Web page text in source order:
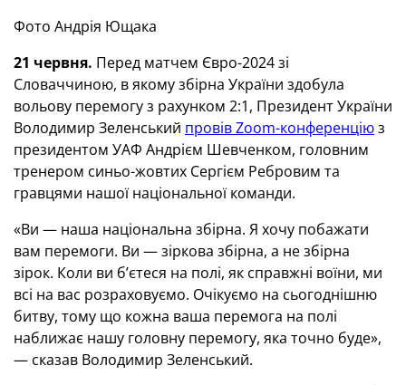
Фото Андрія Ющака
21 червня. Перед матчем Євро-2024 зі
Словаччиною, в якому збірна України здобула
вольову перемогу з рахунком 2:1, Президент України
Володимир Зеленський провів Zoom-конференціюз
президентом УАФ Андрієм Шевченком, головним
тренером синьо-жовтих Сергієм Ребровим та
гравцями нашої національної команди.
«Ви — наша національна збірна. Я хочу побажати
вам перемоги. Ви — зіркова збірна, а не збірна
зірок. Коли ви б’єтеся на полі, як справжні воїни, ми
всі на вас розраховуємо. Очікуємо на сьогоднішню
битву, тому що кожна ваша перемога на полі
наближає нашу головну перемогу, яка точно буде»,
— сказав Володимир Зеленський.